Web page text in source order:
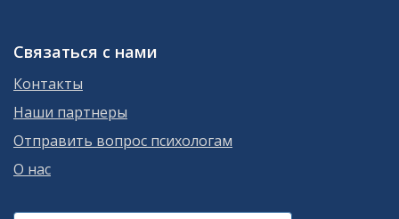
Связаться с нами
Контакты
Наши партнеры
Отправить вопрос психологам
О нас